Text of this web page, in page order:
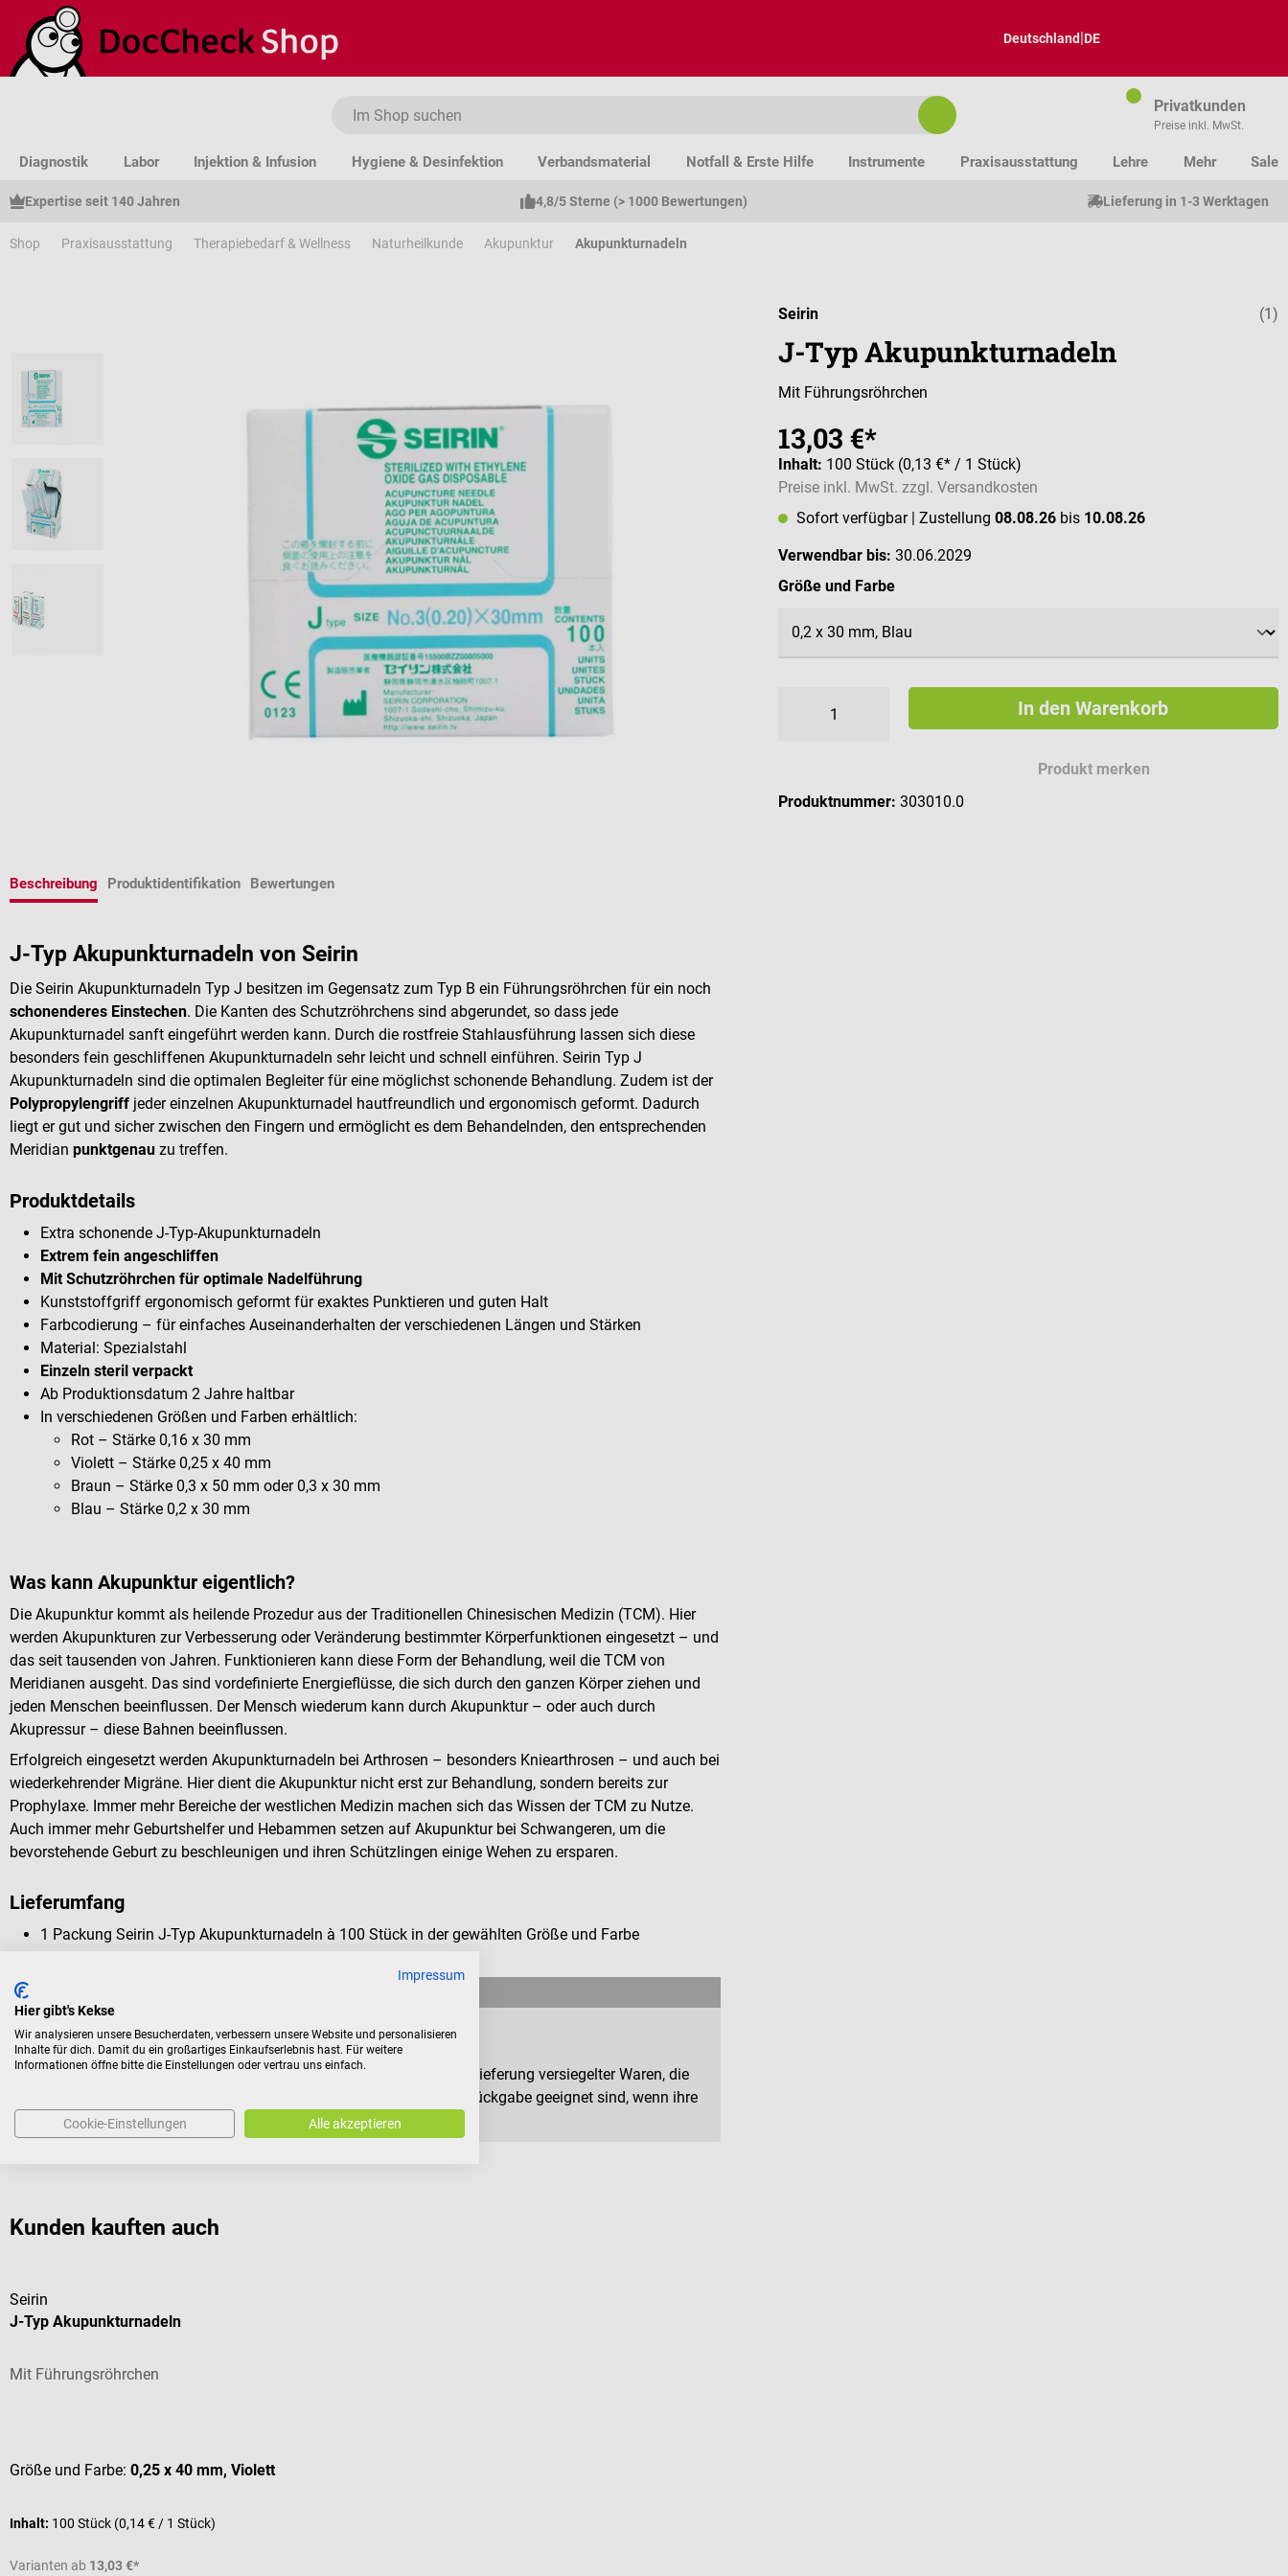
Hauptinhalt springen
Zur Suche springen
Zur Hauptnavigation springen
Deutschland|DE
Privatkunden
Preise inkl. MwSt.
Diagnostik Labor Injektion & Infusion Hygiene & Desinfektion Verbandsmaterial Notfall & Erste Hilfe Instrumente Praxisausstattung Lehre Mehr Sale
Expertise seit 140 Jahren 4,8/5 Sterne (> 1000 Bewertungen) Lieferung in 1-3 Werktagen
Shop Praxisausstattung Therapiebedarf & Wellness Naturheilkunde Akupunktur Akupunkturnadeln
(1)
Seirin
J-Typ Akupunkturnadeln
Mit Führungsröhrchen
13,03 €*
Inhalt: 100 Stück (0,13 €* / 1 Stück)
Preise inkl. MwSt. zzgl. Versandkosten
Sofort verfügbar | Zustellung08.08.26 bis 10.08.26
Verwendbar bis: 30.06.2029
Größe und Farbeauswählen
In den Warenkorb
Produkt merken
Produktnummer:303010.0
Beschreibung Produktidentifikation Bewertungen
J-Typ Akupunkturnadeln von Seirin
Die Seirin Akupunkturnadeln Typ J besitzen im Gegensatz zum Typ B ein Führungsröhrchen für ein noch
schonenderes Einstechen. Die Kanten des Schutzröhrchens sind abgerundet, so dass jede
Akupunkturnadel sanft eingeführt werden kann. Durch die rostfreie Stahlausführung lassen sich diese
besonders fein geschliffenen Akupunkturnadeln sehr leicht und schnell einführen. Seirin Typ J
Akupunkturnadeln sind die optimalen Begleiter für eine möglichst schonende Behandlung. Zudem ist der
Polypropylengriff jeder einzelnen Akupunkturnadel hautfreundlich und ergonomisch geformt. Dadurch
liegt er gut und sicher zwischen den Fingern und ermöglicht es dem Behandelnden, den entsprechenden
Meridian punktgenau zu treffen.
Produktdetails
Extra schonende J-Typ-Akupunkturnadeln
Extrem fein angeschliffen
Mit Schutzröhrchen für optimale Nadelführung
Kunststoffgriff ergonomisch geformt für exaktes Punktieren und guten Halt
Farbcodierung – für einfaches Auseinanderhalten der verschiedenen Längen und Stärken
Material: Spezialstahl
Einzeln steril verpackt
Ab Produktionsdatum 2 Jahre haltbar
In verschiedenen Größen und Farben erhältlich:
Rot – Stärke 0,16 x 30 mm
Violett – Stärke 0,25 x 40 mm
Braun – Stärke 0,3 x 50 mm oder 0,3 x 30 mm
Blau – Stärke 0,2 x 30 mm
Was kann Akupunktur eigentlich?
Die Akupunktur kommt als heilende Prozedur aus der Traditionellen Chinesischen Medizin (TCM). Hier
werden Akupunkturen zur Verbesserung oder Veränderung bestimmter Körperfunktionen eingesetzt – und
das seit tausenden von Jahren. Funktionieren kann diese Form der Behandlung, weil die TCM von
Meridianen ausgeht. Das sind vordefinierte Energieflüsse, die sich durch den ganzen Körper ziehen und
jeden Menschen beeinflussen. Der Mensch wiederum kann durch Akupunktur – oder auch durch
Akupressur – diese Bahnen beeinflussen.
Erfolgreich eingesetzt werden Akupunkturnadeln bei Arthrosen – besonders Kniearthrosen – und auch bei
wiederkehrender Migräne. Hier dient die Akupunktur nicht erst zur Behandlung, sondern bereits zur
Prophylaxe. Immer mehr Bereiche der westlichen Medizin machen sich das Wissen der TCM zu Nutze.
Auch immer mehr Geburtshelfer und Hebammen setzen auf Akupunktur bei Schwangeren, um die
bevorstehende Geburt zu beschleunigen und ihren Schützlingen einige Wehen zu ersparen.
Lieferumfang
1 Packung Seirin J-Typ Akupunkturnadeln à 100 Stück in der gewählten Größe und Farbe
Dieses Produkt ist von der Rücknahme ausgeschlossen.
Für Verbraucher besteht das Widerrufsrecht nicht bei Verträgen zur Lieferung versiegelter Waren, die
aus Gründen des Gesundheitsschutzes oder der Hygiene nicht zur Rückgabe geeignet sind, wenn ihre
Versiegelung nach der Lieferung entfernt wurde.
Kunden kauften auch
Seirin
J-Typ Akupunkturnadeln
Mit Führungsröhrchen
Größe und Farbe: 0,25 x 40 mm, Violett
Inhalt: 100 Stück (0,14 € / 1 Stück)
Varianten ab 13,03 €*
Impressum
Hier gibt's Kekse
Wir analysieren unsere Besucherdaten, verbessern unsere Website und personalisieren
Inhalte für dich. Damit du ein großartiges Einkaufserlebnis hast. Für weitere
Informationen öffne bitte die Einstellungen oder vertrau uns einfach.
Cookie-Einstellungen Alle akzeptieren